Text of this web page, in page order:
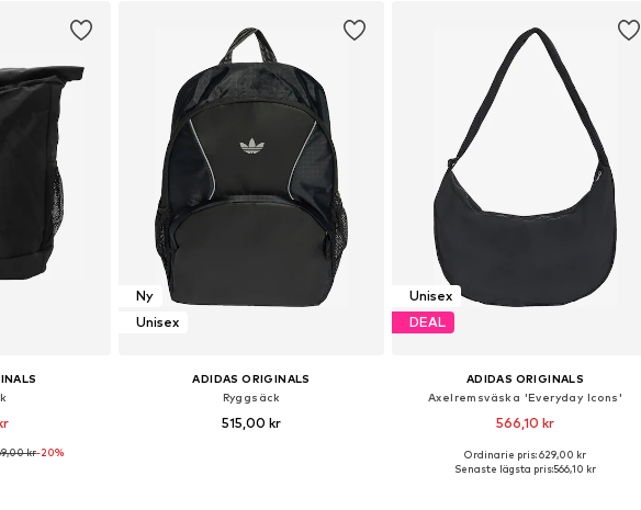
NS
kr-20%
Ny
Unisex
ADIDAS ORIGINALS
Ryggsäck
515,00 kr
Unisex
DEAL
ADIDAS ORIGINALS
Axelremsväska 'Everyday Icons'
566,10 kr
Tillgängliga storlekar: One Size
Ordinarie pris: 629,00 kr
Senaste lägsta pris:566,10 kr